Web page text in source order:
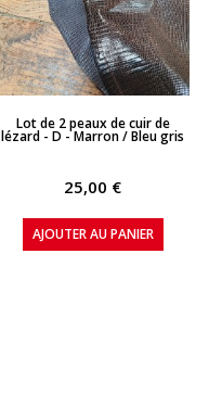
APERÇU RAPIDE
Lot de 2 peaux de cuir de
lézard - D - Marron / Bleu gris
25,00 €
AJOUTER AU PANIER